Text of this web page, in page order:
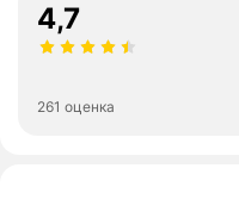
4,7
261 оценка